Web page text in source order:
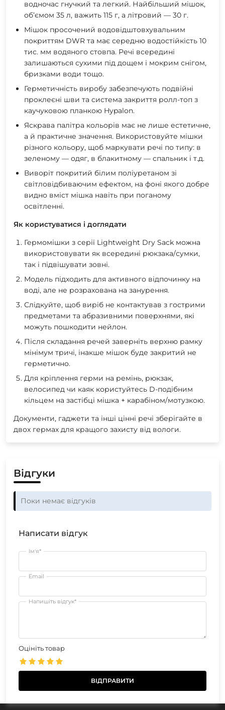
водночас гнучкий та легкий. Найбільший мішок,
об’ємом 35 л, важить 115 г, а літровий — 30 г.
Мішок просочений водовідштовхувальним
покриттям DWR та має середню водостійкість 10
тис. мм водяного стовпа. Речі всередині
залишаються сухими під дощем і мокрим снігом,
бризками води тощо.
Герметичність виробу забезпечують подвійні
проклеєні шви та система закриття ролл-топ з
каучуковою планкою Hypalon.
Яскрава палітра кольорів має не лише естетичне,
а й практичне значення. Використовуйте мішки
різного кольору, щоб маркувати речі по типу: в
зеленому — одяг, в блакитному — спальник і т.д.
Виворіт покритий білим поліуретаном зі
світловідбиваючим ефектом, на фоні якого добре
видно вміст мішка навіть при поганому
освітленні.
Як користуватися і доглядати
Гермомішки з серії Lightweight Dry Sack можна
використовувати як всередині рюкзака/сумки,
так і підвішувати зовні.
Модель підходить для активного відпочинку на
воді, але не розрахована на занурення.
Слідкуйте, щоб виріб не контактував з гострими
предметами та абразивними поверхнями, які
можуть пошкодити нейлон.
Після складання речей заверніть верхню рамку
мінімум тричі, інакше мішок буде закритий не
герметично.
Для кріплення герми на ремінь, рюкзак,
велосипед чи каяк користуйтесь D-подібним
кільцем на застібці мішка + карабіном/мотузкою.
Документи, гаджети та інші цінні речі зберігайте в
двох гермах для кращого захисту від вологи.
Відгуки
Поки немає відгуків
Написати відгук
Ім'я*
Email
Напишіть відгук*
Оцініть товар